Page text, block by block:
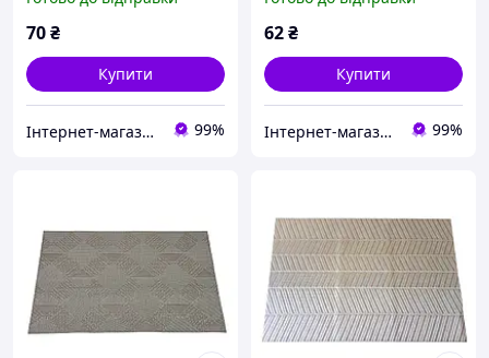
сервірування для столу
30*45 cm
70₴
Купити
Інтернет-магазин "Вилка" 99%
Сервірувальний килимок
для столу 30*45 cm
62₴
Купити
Інтернет-магазин "Вилка" 99%